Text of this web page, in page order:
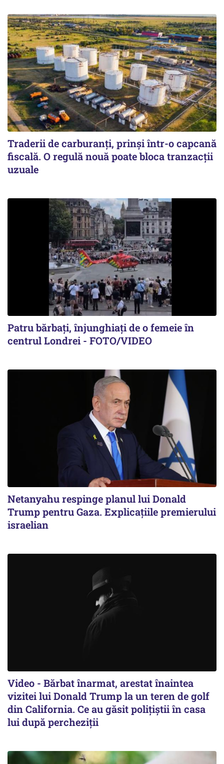
Traderii de carburanți, prinși într-o capcană
fiscală. O regulă nouă poate bloca tranzacții
uzuale
Patru bărbați, înjunghiați de o femeie în
centrul Londrei - FOTO/VIDEO
Netanyahu respinge planul lui Donald
Trump pentru Gaza. Explicațiile premierului
israelian
Video - Bărbat înarmat, arestat înaintea
vizitei lui Donald Trump la un teren de golf
din California. Ce au găsit polițiștii în casa
lui după percheziții